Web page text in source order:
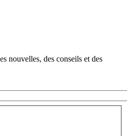
nouvelles, des conseils et des